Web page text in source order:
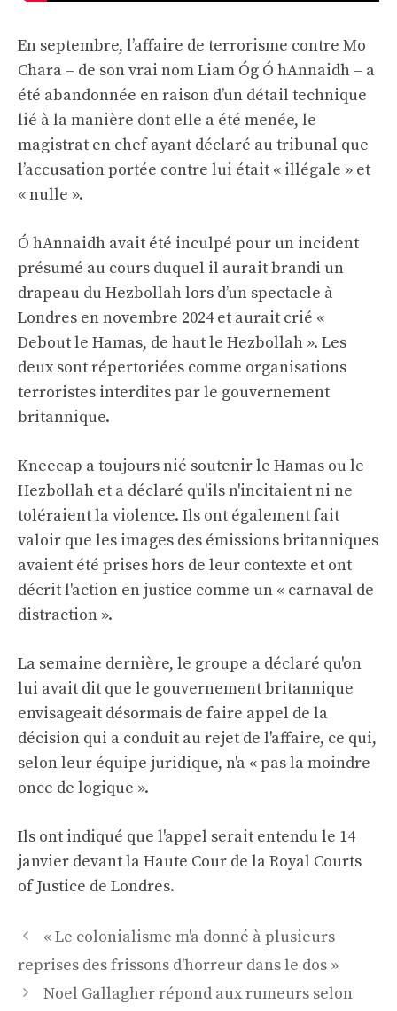
En septembre, l’affaire de terrorisme contre Mo
Chara – de son vrai nom Liam Óg Ó hAnnaidh – a
été abandonnée en raison d’un détail technique
lié à la manière dont elle a été menée, le
magistrat en chef ayant déclaré au tribunal que
l’accusation portée contre lui était « illégale » et
« nulle ».
Ó hAnnaidh avait été inculpé pour un incident
présumé au cours duquel il aurait brandi un
drapeau du Hezbollah lors d’un spectacle à
Londres en novembre 2024 et aurait crié «
Debout le Hamas, de haut le Hezbollah ». Les
deux sont répertoriées comme organisations
terroristes interdites par le gouvernement
britannique.
Kneecap a toujours nié soutenir le Hamas ou le
Hezbollah et a déclaré qu'ils n'incitaient ni ne
toléraient la violence. Ils ont également fait
valoir que les images des émissions britanniques
avaient été prises hors de leur contexte et ont
décrit l'action en justice comme un « carnaval de
distraction ».
La semaine dernière, le groupe a déclaré qu'on
lui avait dit que le gouvernement britannique
envisageait désormais de faire appel de la
décision qui a conduit au rejet de l'affaire, ce qui,
selon leur équipe juridique, n'a « pas la moindre
once de logique ».
Ils ont indiqué que l'appel serait entendu le 14
janvier devant la Haute Cour de la Royal Courts
of Justice de Londres.
Navigation
des
« Le colonialisme m'a donné à plusieurs
reprises des frissons d'horreur dans le dos »
Noel Gallagher répond aux rumeurs selon